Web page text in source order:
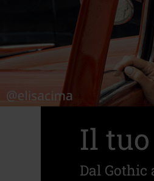
Il
Dal